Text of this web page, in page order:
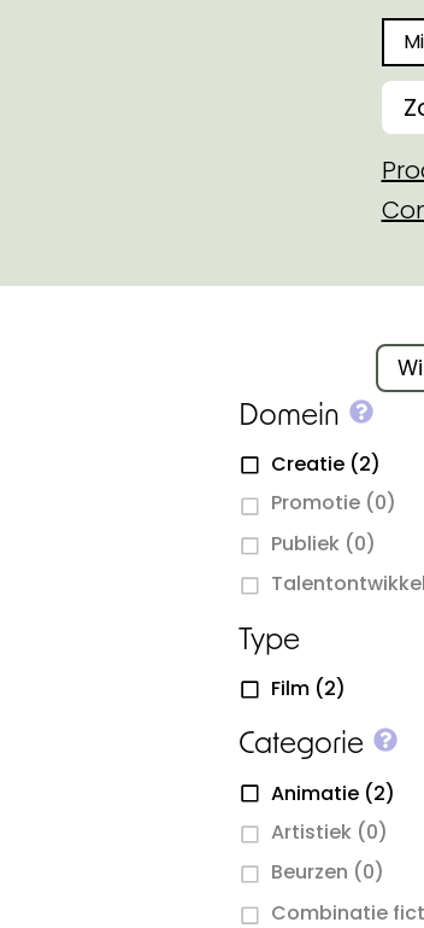
Filter
Domein
Creatie (2)
Promotie (0)
Publiek (0)
Type
Film (2)
Categorie
Animatie (2)
Artistiek (0)
Beurzen (0)
Combinatie